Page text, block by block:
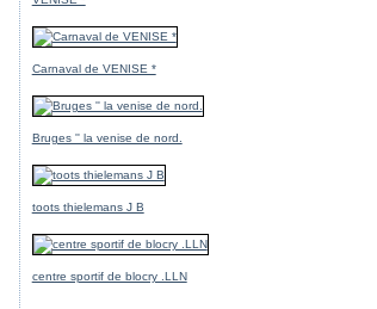
Carnaval de VENISE *
Bruges '' la venise de nord.
toots thielemans J B
centre sportif de blocry .LLN